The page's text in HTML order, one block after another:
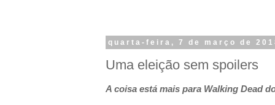
quarta-feira, 7 de março de
Uma eleição sem spoilers
A coisa está mais para Walking Dead